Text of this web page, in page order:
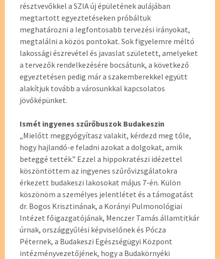
résztvevőkkel a SZIA új épületének aulájában
megtartott egyeztetéseken próbáltuk
meghatározni a legfontosabb tervezési irányokat,
megtalálni a közös pontokat. Sok figyelemre méltó
lakossági észrevétel és javaslat született, amelyeket
a tervezők rendelkezésére bocsátunk, a következő
egyeztetésen pedig már a szakemberekkel együtt
alakítjuk tovább a városunkkal kapcsolatos
jövőképünket.
Ismét ingyenes szűrőbuszok Budakeszin
„Mielőtt meggyógyítasz valakit, kérdezd meg tőle,
hogy hajlandó-e feladni azokat a dolgokat, amik
beteggé tették.” Ezzel a hippokratészi idézettel
köszöntöttem az ingyenes szűrővizsgálatokra
érkezett budakeszi lakosokat május 7-én. Külön
köszönöm a személyes jelentlétet és a támogatást
dr. Bogos Krisztinának, a Korányi Pulmonológiai
Intézet főigazgatójának, Menczer Tamás államtitkár
úrnak, országgyűlési képviselőnek és Pócza
Péternek, a Budakeszi Egészségügyi Központ
intézményvezetőjének, hogy a Budakörnyéki